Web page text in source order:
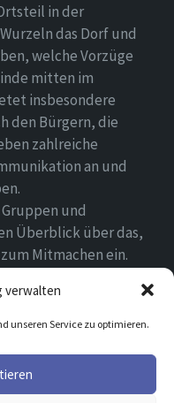
verwalten
unseren Service zu optimieren.
in der
das Dorf und
welche Vorzüge
mitten im
insbesondere
den Bürgern, die
zahlreiche
an und
und
Überblick über das,
Mitmachen ein.
Umfeld wohlfühlen.